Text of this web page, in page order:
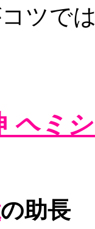
ツで
ヘミ
の助長